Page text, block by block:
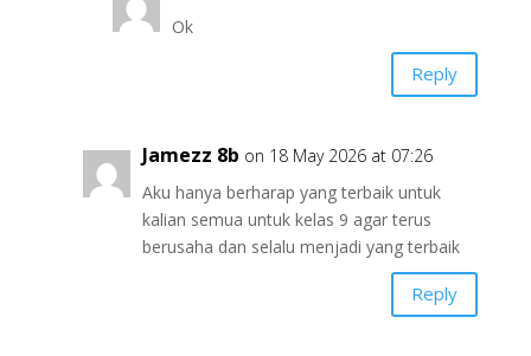
Ok
Reply
Jamezz 8b on 18 May 2026 at 07:26
Aku hanya berharap yang terbaik untuk
kalian semua untuk kelas 9 agar terus
berusaha dan selalu menjadi yang terbaik
Reply